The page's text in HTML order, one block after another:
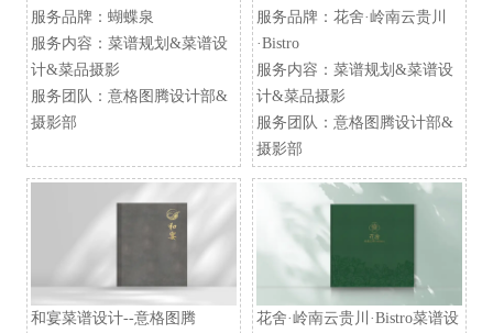
服务品牌：蝴蝶泉
服务内容：菜谱规划&菜谱设
计&菜品摄影
服务团队：意格图腾设计部&
摄影部
服务品牌：花舍·岭南云贵川
·Bistro
服务内容：菜谱规划&菜谱设
计&菜品摄影
服务团队：意格图腾设计部&
摄影部
和宴菜谱设计--意格图腾
花舍·岭南云贵川·Bistro菜谱设